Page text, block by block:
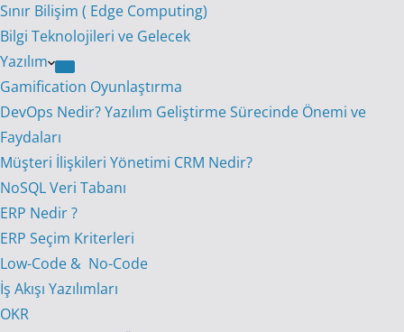
Sınır Bilişim ( Edge Computing)
Bilgi Teknolojileri ve Gelecek
Yazılım
Gamification Oyunlaştırma
DevOps Nedir? Yazılım Geliştirme Sürecinde Önemi ve
Faydaları
Müşteri İlişkileri Yönetimi CRM Nedir?
NoSQL Veri Tabanı
ERP Nedir ?
ERP Seçim Kriterleri
Low-Code & No-Code
İş Akışı Yazılımları
OKR